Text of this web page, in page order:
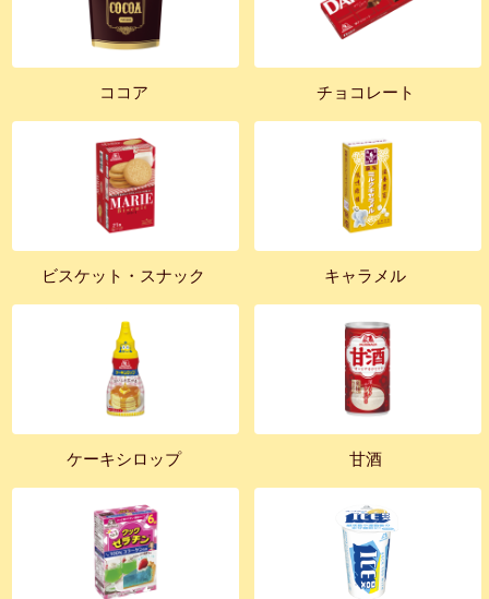
ココア チョコレート
ビスケット・スナック キャラメル
ケーキシロップ 甘酒